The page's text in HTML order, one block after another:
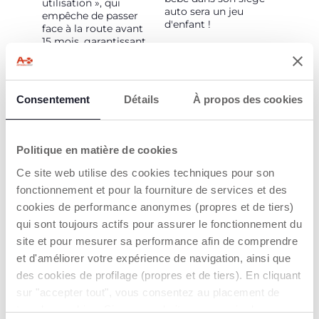
Consentement Détails À propos des cookies
Politique en matière de cookies
Ce site web utilise des cookies techniques pour son
fonctionnement et pour la fourniture de services et des
cookies de performance anonymes (propres et de tiers)
qui sont toujours actifs pour assurer le fonctionnement du
site et pour mesurer sa performance afin de comprendre
et d'améliorer votre expérience de navigation, ainsi que
des cookies de profilage (propres et de tiers). En cliquant
sur "accepter tout", vous consentez au placement de
tous les cookies. Si vous souhaitez en savoir plus ou
utilisation », qui
empêche de passer
face à la route avant
15 mois, garantissant
recommandé le plus
longtemps possible.
auto sera un jeu
d'enfant !
SYSTÈME
D'INSTALLATION
FACILE
Grâce à la rotation, il
est possible de faire
90° face aux parents
SYSTÈME ISOFIX
Installation avec le
système Isofix grâce
aux connecteurs et à
la jambe de support
pour une installation